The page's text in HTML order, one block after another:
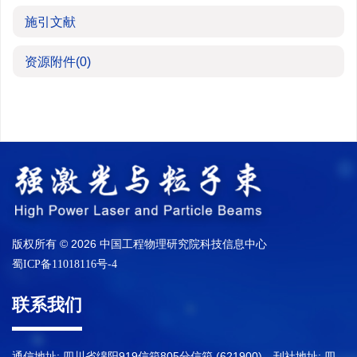
施引文献
资源附件(0)
版权所有 © 2026 中国工程物理研究院科技信息中心
蜀ICP备11018116号-4
联系我们